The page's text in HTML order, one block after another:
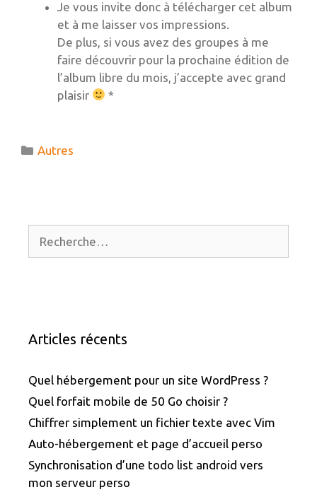
Je vous invite donc à télécharger cet album
et à me laisser vos impressions.
De plus, si vous avez des groupes à me
faire découvrir pour la prochaine édition de
l’album libre du mois, j’accepte avec grand
plaisir
*
Catégories
Autres
Articles récents
Quel hébergement pour un site WordPress ?
Quel forfait mobile de 50 Go choisir ?
Chiffrer simplement un fichier texte avec Vim
Auto-hébergement et page d’accueil perso
Synchronisation d’une todo list android vers
mon serveur perso